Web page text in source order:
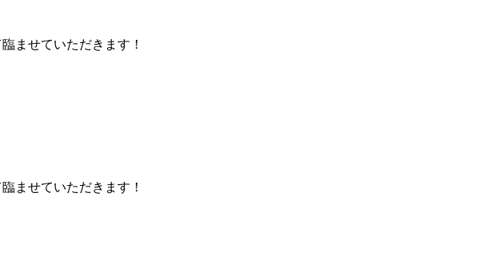
ませていただきます！
ませていただきます！